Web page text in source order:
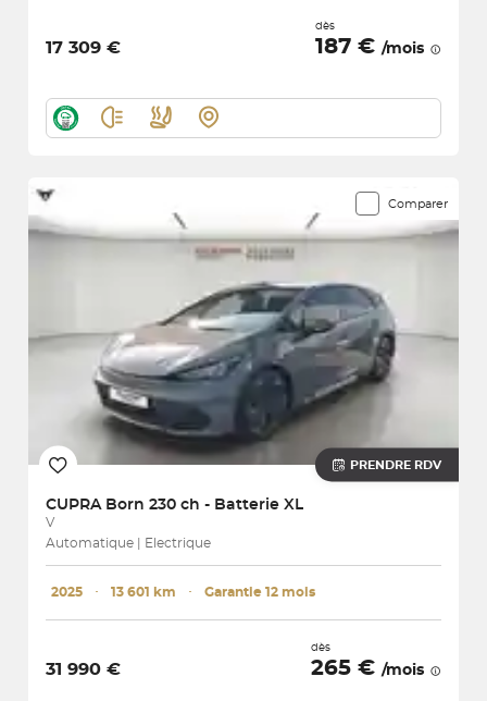
17 309 €
dès
187 € /mois
Comparer
PRENDRE RDV
CUPRA Born 230 ch - Batterie XL
V
Automatique | Electrique
2025 ･ 13 601 km ･ Garantie 12 mois
31 990 €
dès
265 € /mois